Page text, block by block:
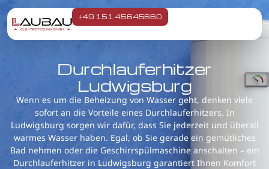
+49 151 45645660
Durchlauferhitzer
Ludwigsburg
Wenn es um die Beheizung von Wasser geht, denken viele
sofort an die Vorteile eines Durchlauferhitzers. In
Ludwigsburg sorgen wir dafür, dass Sie jederzeit und überall
warmes Wasser haben. Egal, ob Sie gerade ein gemütliches
Bad nehmen oder die Geschirrspülmaschine anschalten – ein
Durchlauferhitzer in Ludwigsburg garantiert Ihnen Komfort